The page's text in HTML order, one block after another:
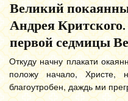
Великий
Андрея
первой седмицы
Откуду начну плакати
положу начало,
благоутробен, даждь ми